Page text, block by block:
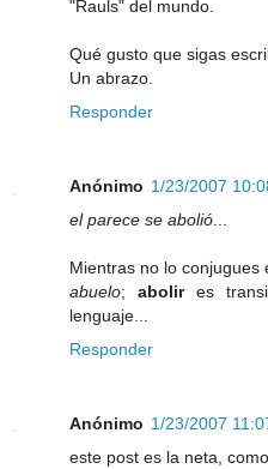
"Rauls" del mundo.
Qué gusto que sigas
Un abrazo.
Responder
Anónimo 1/23/2007
el parece se abolió
Mientras no lo conjugues
abuelo;abolires
lenguaje...
Responder
Anónimo 1/23/2007
este post es la neta, como